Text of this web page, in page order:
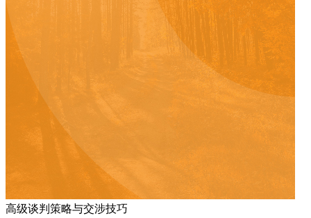
高级谈判策略与交涉技巧